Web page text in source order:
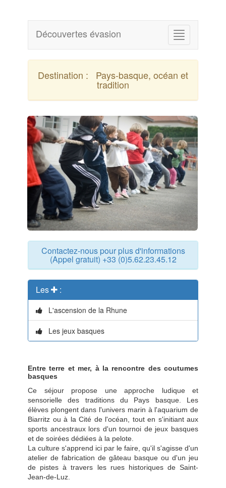
Découvertes évasion
Destination : Pays-basque, océan et
tradition
Contactez-nous pour plus d'informations
(Appel gratuit) +33 (0)5.62.23.45.12
Les :
L'ascension de la Rhune
Les jeux basques
Entre terre et mer, à la rencontre des coutumes
basques
Ce séjour propose une approche ludique et
sensorielle des traditions du Pays basque. Les
élèves plongent dans l'univers marin à l'aquarium de
Biarritz ou à la Cité de l'océan, tout en s'initiant aux
sports ancestraux lors d'un tournoi de jeux basques
et de soirées dédiées à la pelote.
La culture s'apprend ici par le faire, qu'il s'agisse d'un
atelier de fabrication de gâteau basque ou d'un jeu
de pistes à travers les rues historiques de Saint-
Jean-de-Luz.